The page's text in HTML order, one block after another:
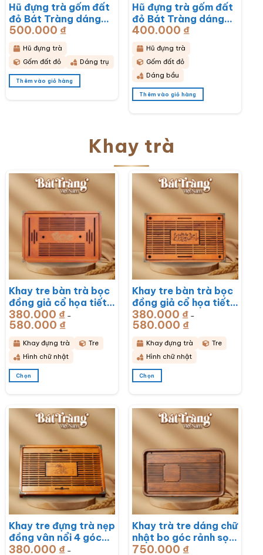
Hũ đựng trà gốm đất
đỏ Bát Tràng dáng
bầu hoạ tiết thổ cẩm
BT-HĐT11
500.000 ₫
Hũ đựng trà
Gốm đất đỏ
Dáng trụ
Thêm vào giỏ hàng
Hũ đựng trà gốm đất
đỏ Bát Tràng dáng
bầu hoạ tiết hoa cúc
hoạ mi trắng BT-
HĐT10
400.000 ₫
Hũ đựng trà
Gốm đất đỏ
Dáng bầu
Thêm vào giỏ hàng
Khay trà
Khay tre bàn trà bọc
đồng giả cổ họa tiết
Rồng Phú Quý
51x33x6cm BT-
KDT17
380.000 ₫ –
580.000 ₫Khoảng
giá:
từ
380.000 ₫
đến
580.000 ₫
Khay đựng trà
Tre
Hình chữ nhật
Chọn
này
nhiều
thể.
Các
chọn
thể
được
chọn
trên
trang
sản
Khay tre bàn trà bọc
đồng giả cổ họa tiết
Mã Đáo Thành Công
43x28x6cm BT-
KDT16
380.000 ₫ –
580.000 ₫Khoảng
giá:
từ
380.000 ₫
đến
580.000 ₫
Khay đựng trà
Tre
Hình chữ nhật
Chọn
này
nhiều
biến
Các
chọn
thể
được
chọn
trên
trang
sản
Khay tre đựng trà nẹp
đồng vân nổi 4 góc
khắc hoa lan
380.000 ₫ –
Khay trà tre dáng chữ
nhật bo góc rảnh sọc
50x28x3cm BT-
750.000 ₫